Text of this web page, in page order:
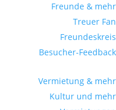
Freunde & mehr
Treuer Fan
Freundeskreis
Besucher-Feedback
Vermietung & mehr
Kultur und mehr